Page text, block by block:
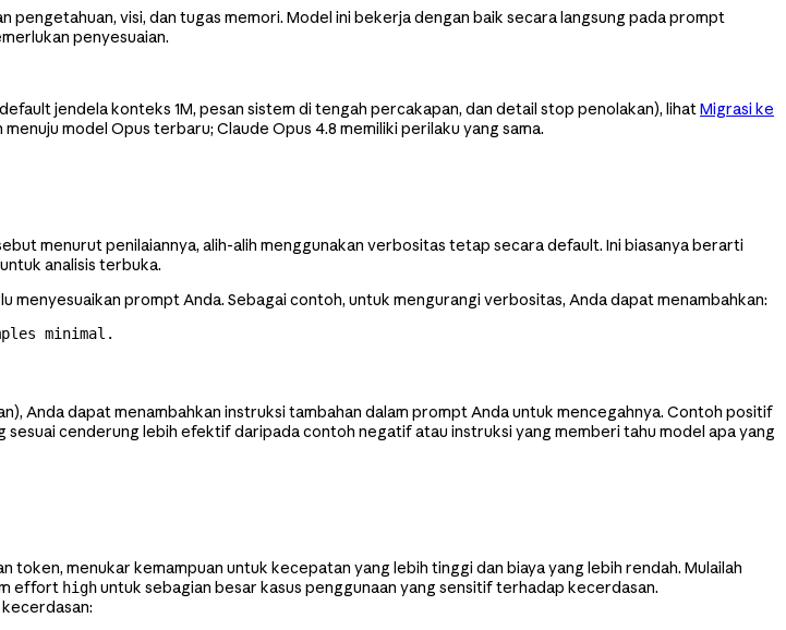
visi, dan tugas memori. Model ini bekerja dengan baik secara langsung pada prompt
penyesuaian.
jendela konteks 1M, pesan sistem di tengah percakapan, dan detail stop penolakan), lihatMigrasi ke
model Opus terbaru; Claude Opus 4.8 memiliki perilaku yang sama.
menurut penilaiannya, alih-alih menggunakan verbositas tetap secara default. Ini biasanya berarti
analisis terbuka.
prompt Anda. Sebagai contoh, untuk mengurangi verbositas, Anda dapat menambahkan:
minimal.
Anda dapat menambahkan instruksi tambahan dalam prompt Anda untuk mencegahnya. Contoh positif
cenderung lebih efektif daripada contoh negatif atau instruksi yang memberi tahu model apa yang
menukar kemampuan untuk kecepatan yang lebih tinggi dan biaya yang lebih rendah. Mulailah
effort highuntuk sebagian besar kasus penggunaan yang sensitif terhadap kecerdasan.